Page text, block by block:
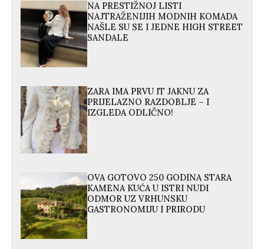
NA PRESTIŽNOJ LISTI
NAJTRAŽENIJIH MODNIH KOMADA
NAŠLE SU SE I JEDNE HIGH STREET
SANDALE
ZARA IMA PRVU IT JAKNU ZA
PRIJELAZNO RAZDOBLJE – I
IZGLEDA ODLIČNO!
OVA GOTOVO 250 GODINA STARA
KAMENA KUĆA U ISTRI NUDI
ODMOR UZ VRHUNSKU
GASTRONOMIJU I PRIRODU